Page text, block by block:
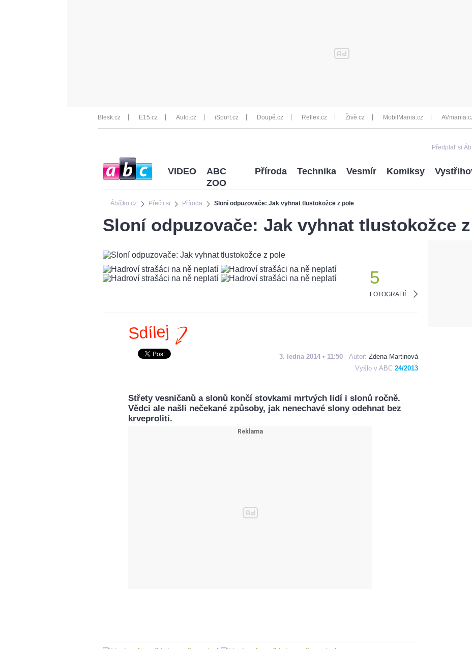
Blesk.cz E15.cz Auto.cz iSport.cz Doupě.cz Reflex.cz Živě.cz MobilMania.cz
Předplať si
Ábíčko.cz Přečti si Příroda Sloní odpuzovače: Jak vyhnat tlustokožce z pole
VIDEO
ABC
ZOO
Příroda Technika Vesmír Komiksy
Sloní odpuzovače: Jak vyhnat tlustokožce
5
FOTOGRAFIÍ
Sdílej
3. ledna 2014 • 11:50 Autor: Zdena Martinová
Vyšlo v ABC 24/2013
Střety vesničanů a slonů končí stovkami mrtvých lidí i slonů ročně.
Vědci ale našli nečekané způsoby, jak nenechavé slony odehnat bez
krveprolití.